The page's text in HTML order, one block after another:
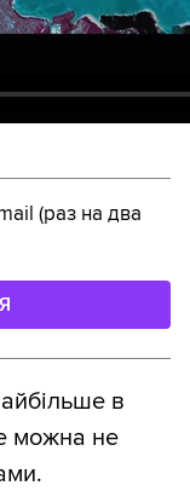
(раз на два
в
можна не